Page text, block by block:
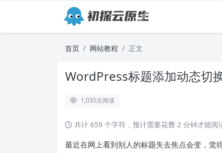
首页 网站教程 正文
WordPress标题添加动态切
1,035次阅读
共计 659 个字符，预计需要花费 2 分钟才能阅
最近在网上看到别人的标题失去焦点会变，觉